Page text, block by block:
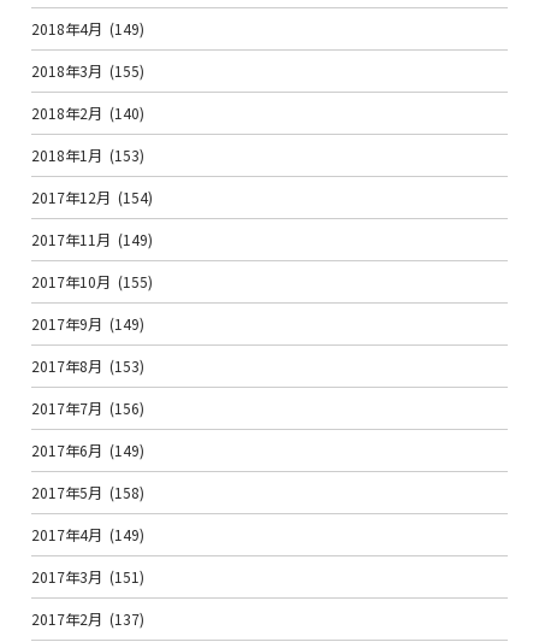
2018年4月 (149)
2018年3月 (155)
2018年2月 (140)
2018年1月 (153)
2017年12月 (154)
2017年11月 (149)
2017年10月 (155)
2017年9月 (149)
2017年8月 (153)
2017年7月 (156)
2017年6月 (149)
2017年5月 (158)
2017年4月 (149)
2017年3月 (151)
2017年2月 (137)